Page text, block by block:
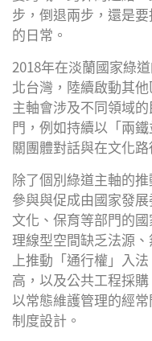
步，倒退兩步，還是
的日常。
2018年在淡蘭國家綠
北台灣，陸續啟動其
主軸會涉及不同領域
門，例如持續以「兩
關團體對話與在文化路
除了個別綠道主軸的
參與與促成由國家發
文化、保育等部門的
理線型空間缺乏法源
上推動「通行權」入
高，以及公共工程採
以常態維護管理的經
制度設計。